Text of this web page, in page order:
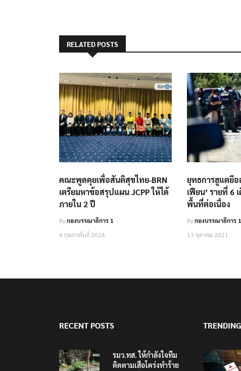
RELATED POSTS
คณะพูดคุยเพื่อสันติสุขไทย-BRN
เตรียมหาข้อสรุปแผน JCPP ให้ได้
ภายใน 2 ปี
Byกองบรรณาธิการ 1
6 กุมภาพันธ์ 2024
ยุทธการฮูแตยื
เฟียน’ รายที่ 6
พื้นที่ต่อเนื่อง
Byกองบรรณาธิการ 1
13 ตุลาคม 2021
RECENT POSTS
รมว.ทส. ให้กำลังใจทีม
ติดตามเสือโคร่งทำร้าย